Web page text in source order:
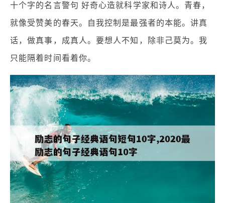
十个字的名言警句 好奇心造就科学家和诗人。青春，
就像受赞美的春天。自我控制是最强者的本能。讲真
话，做真事，成真人。要想人不知，除非己莫为。我
只能隔着时间看着你。